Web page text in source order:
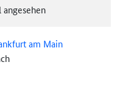
angesehen
am Main